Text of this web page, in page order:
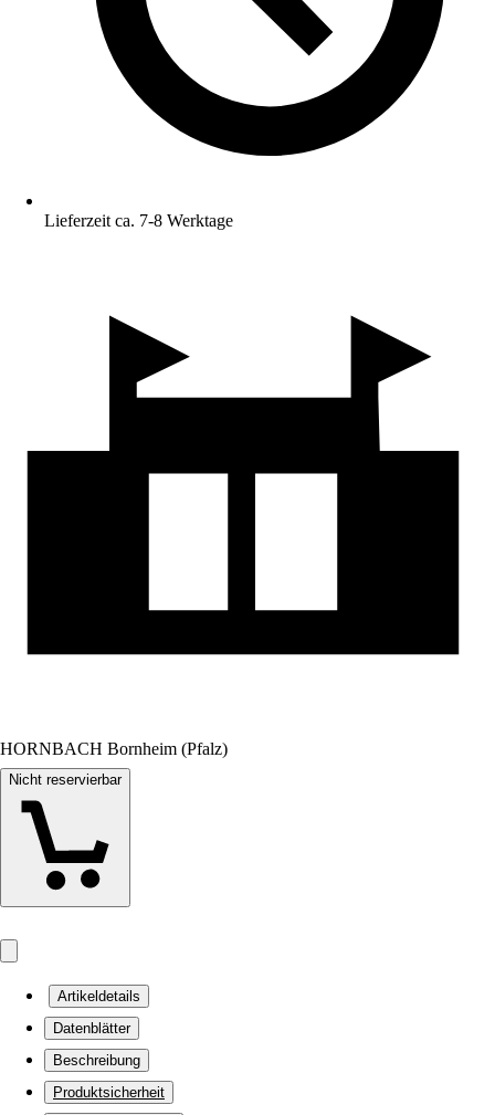
Lieferzeit ca. 7-8 Werktage
HORNBACH Bornheim (Pfalz)
Nicht reservierbar
Artikeldetails
Datenblätter
Beschreibung
Produktsicherheit